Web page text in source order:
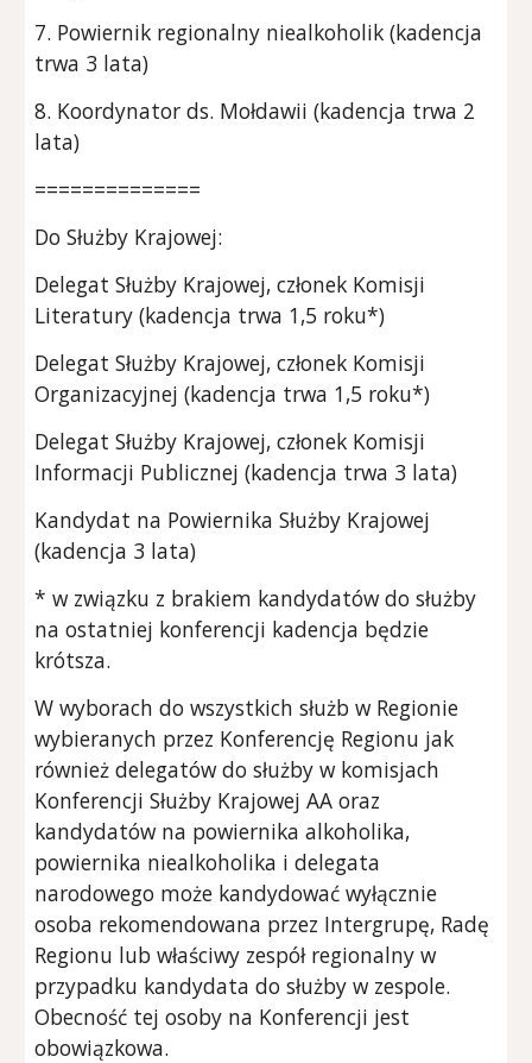
7. Powiernik regionalny niealkoholik (kadencja
trwa 3 lata)
8. Koordynator ds. Mołdawii (kadencja trwa 2
lata)
==============
Do Służby Krajowej:
Delegat Służby Krajowej, członek Komisji
Literatury (kadencja trwa 1,5 roku*)
Delegat Służby Krajowej, członek Komisji
Organizacyjnej (kadencja trwa 1,5 roku*)
Delegat Służby Krajowej, członek Komisji
Informacji Publicznej (kadencja trwa 3 lata)
Kandydat na Powiernika Służby Krajowej
(kadencja 3 lata)
* w związku z brakiem kandydatów do służby
na ostatniej konferencji kadencja będzie
krótsza.
W wyborach do wszystkich służb w Regionie
wybieranych przez Konferencję Regionu jak
również delegatów do służby w komisjach
Konferencji Służby Krajowej AA oraz
kandydatów na powiernika alkoholika,
powiernika niealkoholika i delegata
narodowego może kandydować wyłącznie
osoba rekomendowana przez Intergrupę, Radę
Regionu lub właściwy zespół regionalny w
przypadku kandydata do służby w zespole.
Obecność tej osoby na Konferencji jest
obowiązkowa.